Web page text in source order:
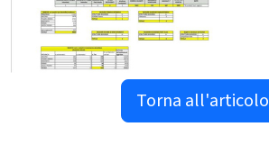
Torna all'articolo